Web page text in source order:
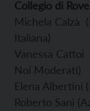
Collegio di
Michela Calzà
Italiana)
Vanessa Cattoi
Noi Moderati)
Elena Albertini
Roberto Sani